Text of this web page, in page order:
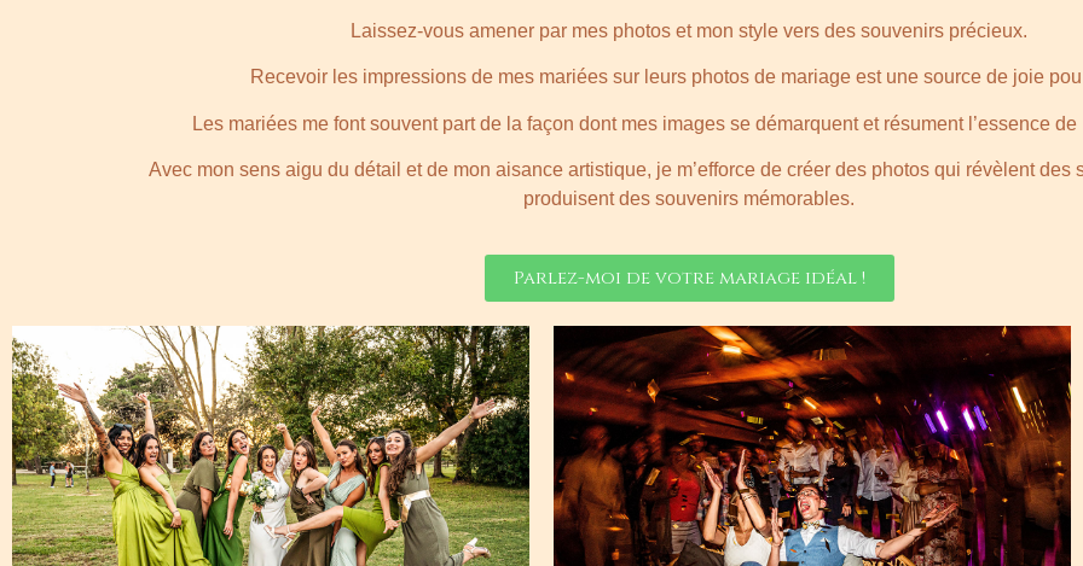
Laissez-vous amener par mes photos et mon style vers des souvenirs précieux.
Recevoir les impressions de mes mariées sur leurs photos de mariage est une source de joie
Les mariées me font souvent part de la façon dont mes images se démarquent et résument l’essence
Avec mon sens aigu du détail et de mon aisance artistique, je m’efforce de créer des photos qui révèlent des
produisent des souvenirs mémorables.
Parlez-moi de votre mariage idéal !